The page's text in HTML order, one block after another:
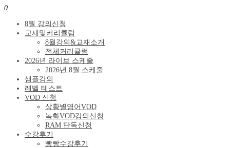
0
8월 강의신청
교재및커리큘럼
8월강의&교재소개
전체커리큘럼
2026년 라이브 스케줄
2026년 8월 스케줄
샘플강의
레벨 테스트
VOD 신청
상황별영어VOD
녹화VOD강의신청
RAM 단독신청
수강후기
빵빵수강후기